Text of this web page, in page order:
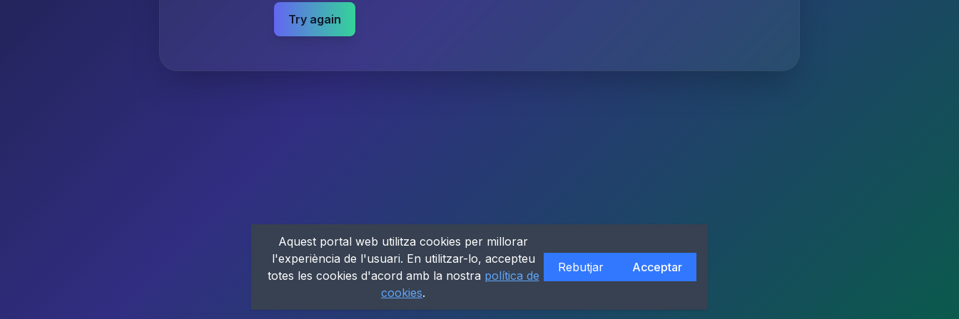
Try again
Aquest portal web utilitza cookies per millorar
l'experiència de l'usuari. En utilitzar-lo, accepteu
totes les cookies d'acord amb la nostra política de
cookies.
Rebutjar Acceptar